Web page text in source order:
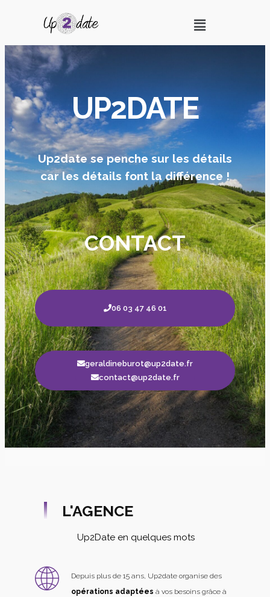
UP2DATE
Up2date se penche sur les détails
car les détails font la différence !
CONTACT
06 03 47 46 01
geraldineburot@up2date.fr
contact@up2date.fr
L'AGENCE
Up2Date en quelques mots
Depuis plus de 15 ans, Up2date organise des
opérations adaptées à vos besoins grâce à